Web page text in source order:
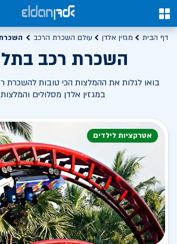
0
דף הבית מגזין אלדן עולם השכרת הרכב
השכרת רכב בתל
בואו לגלות את ההמלצות הכי טובות להשכרת
במגזין אלדן מסלולים
אטרקציות לילדים